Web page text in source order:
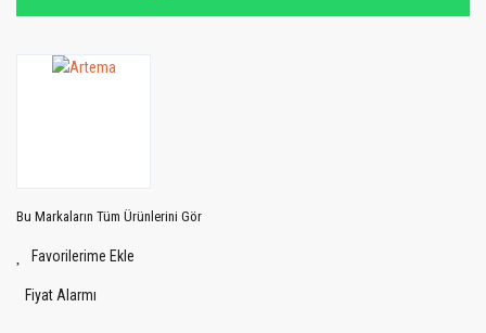
Bu Markaların Tüm Ürünlerini Gör
Fiyat Alarmı